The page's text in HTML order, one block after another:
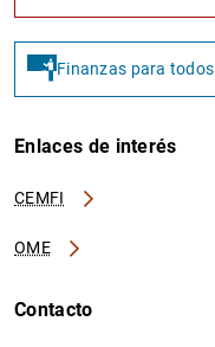
Finanzas para todos
Enlaces de interés
CEMFI
OME
Contacto